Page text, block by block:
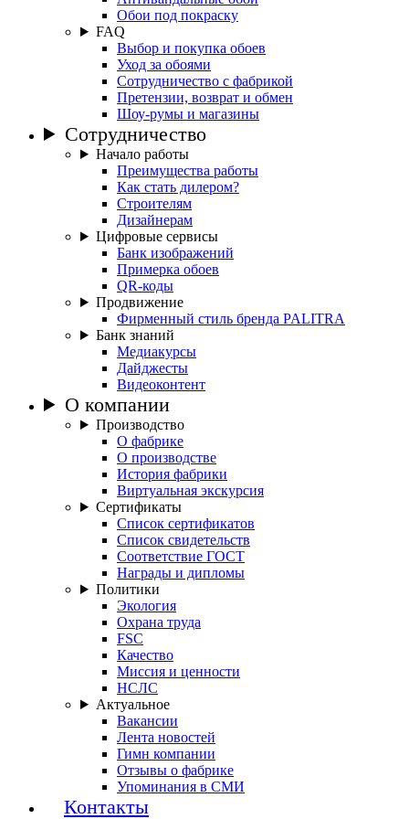
Обои под покраску
FAQ
Выбор и покупка обоев
Уход за обоями
Сотрудничество с фабрикой
Претензии, возврат и обмен
Шоу-румы и магазины
Сотрудничество
Начало работы
Преимущества работы
Как стать дилером?
Строителям
Дизайнерам
Цифровые сервисы
Банк изображений
Примерка обоев
QR-коды
Продвижение
Фирменный стиль бренда PALITRA
Банк знаний
Медиакурсы
Дайджесты
Видеоконтент
О компании
Производство
О фабрике
О производстве
История фабрики
Виртуальная экскурсия
Сертификаты
Список сертификатов
Список свидетельств
Соответствие ГОСТ
Награды и дипломы
Политики
Экология
Охрана труда
FSC
Качество
Миссия и ценности
НСЛС
Актуальное
Вакансии
Лента новостей
Гимн компании
Отзывы о фабрике
Упоминания в СМИ
Контакты